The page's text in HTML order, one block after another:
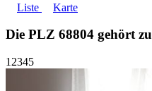
Liste
Karte
Die PLZ 68804 gehört zu
1 2345